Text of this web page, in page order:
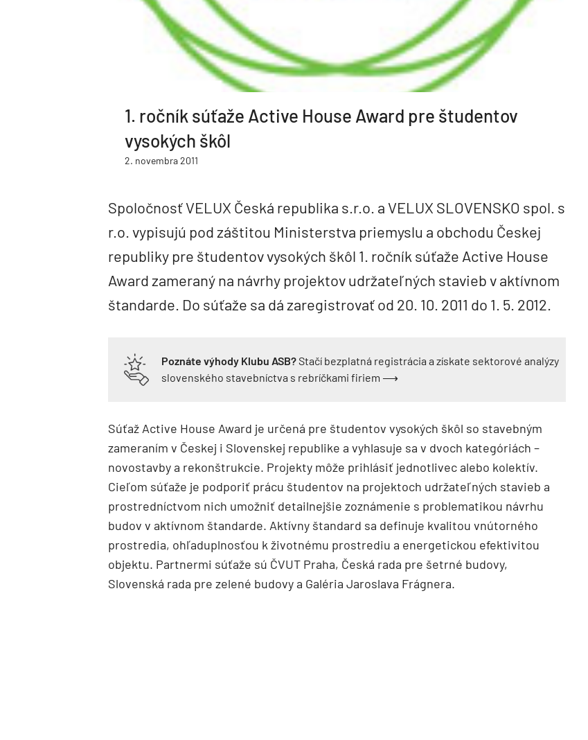
1. ročník súťaže Active House Award pre študentov
vysokých škôl
2. novembra 2011
Spoločnosť VELUX Česká republika s.r.o. a VELUX SLOVENSKO spol. s
r.o. vypisujú pod záštitou Ministerstva priemyslu a obchodu Českej
republiky pre študentov vysokých škôl 1. ročník súťaže Active House
Award zameraný na návrhy projektov udržateľných stavieb v aktívnom
štandarde. Do súťaže sa dá zaregistrovať od 20. 10. 2011 do 1. 5. 2012.
Poznáte výhody Klubu ASB?Stačí bezplatná registrácia a získate sektorové analýzy
slovenského stavebníctva s rebríčkami firiem ⟶
Súťaž Active House Award je určená pre študentov vysokých škôl so stavebným
zameraním v Českej i Slovenskej republike a vyhlasuje sa v dvoch kategóriách –
novostavby a rekonštrukcie. Projekty môže prihlásiť jednotlivec alebo kolektív.
Cieľom súťaže je podporiť prácu študentov na projektoch udržateľných stavieb a
prostredníctvom nich umožniť detailnejšie zoznámenie s problematikou návrhu
budov v aktívnom štandarde. Aktívny štandard sa definuje kvalitou vnútorného
prostredia, ohľaduplnosťou k životnému prostrediu a energetickou efektivitou
objektu. Partnermi súťaže sú ČVUT Praha, Česká rada pre šetrné budovy,
Slovenská rada pre zelené budovy a Galéria Jaroslava Frágnera.
TZB HAUSTECHNIK 3/2026